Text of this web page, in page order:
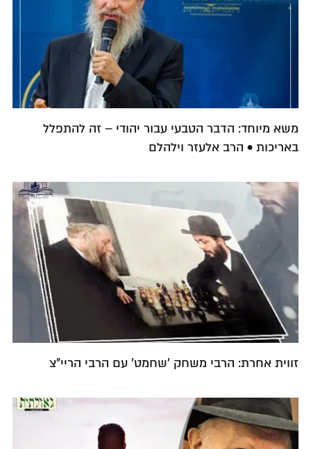
משא מיוחד: הדבר הטבעי עבור יהודי – זה להתפלל
באריכות • הרב אלעזר וילהלם
זווית אחרת: הרבי משחק 'שחמט' עם הרבי הריי"צ